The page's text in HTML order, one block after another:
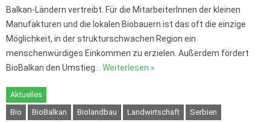
Balkan-Ländern vertreibt. Für die MitarbeiterInnen der kleinen
Manufakturen und die lokalen Biobauern ist das oft die einzige
Möglichkeit, in der strukturschwachen Region ein
menschenwürdiges Einkommen zu erzielen. Außerdem fördert
BioBalkan den Umstieg… Weiterlesen »
Aktuelles
Bio
BioBalkan Biolandbau Landwirtschaft
Serbien